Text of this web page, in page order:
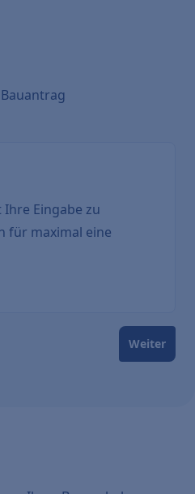
Eingabe zu
für maximal eine
Weiter